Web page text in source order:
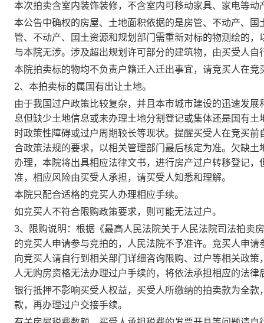
本次拍卖含室内装饰装修，不含室内可移动家具、家电等动
本公告中确权的房屋、土地面积依据的是房管、不动产、
管、不动产、国土资源和规划部门需重新对标的物测绘的
与本院无涉。 涉及超出规划许可部分的建筑物，由买受人
本院拍卖标的物均不负责户籍迁入迁出事宜，请竞买人在竞
2、 本拍卖标的属 国有出让土地。
由于我国过户政策比较复杂，并且本市城市建设的迅速发
息但缺少土地信息或未办理土地分割登记或集体还是国有
时政策性障碍或过户周期较长等现状。提醒买受人在竞买
合政策法规的要求，以相关管理部门最后核定为准。欠缺
办理，本院将出具相应法律文书，进行房产过户转移登记
准，相应风险由买受人承担，请买受人知悉和理解。
本院只配合适格的竞买人办理相应手续。
如竞买人不符合限购政策要求，则可能无法过户。
3、限购说明：根据《最高人民法院关于人民法院司法拍卖
的竞买人申请参与竞拍的，人民法院不予准许。竞买人申
向竞买人请自行到相关部门详细咨询限购、过户等相关政
人无购房资格无法办理过户手续的，将依法承担相应的法律
银行抵押不影响买受人权益，买受人所缴纳的拍卖款为全
款，再办理过户交接手续。